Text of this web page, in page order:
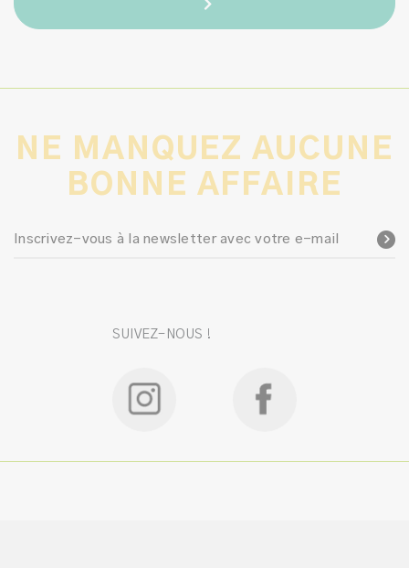
NE MANQUEZ AUCUNE
BONNE AFFAIRE
Inscrivez-vous à la newsletter avec votre e-mail
SUIVEZ-NOUS !